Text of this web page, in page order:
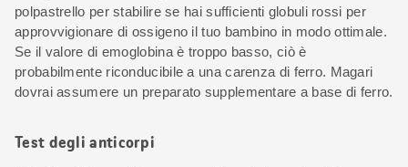
polpastrello per stabilire se hai sufficienti globuli rossi per
approvvigionare di ossigeno il tuo bambino in modo ottimale.
Se il valore di emoglobina è troppo basso, ciò è
probabilmente riconducibile a una carenza di ferro. Magari
dovrai assumere un preparato supplementare a base di ferro.
Test degli anticorpi